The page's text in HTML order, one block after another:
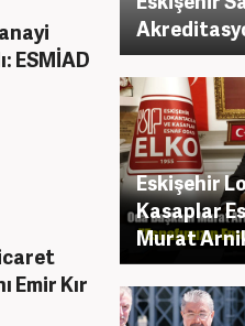
ESMİAD
Emir Kır
Eskişehir
Kasaplar
Murat